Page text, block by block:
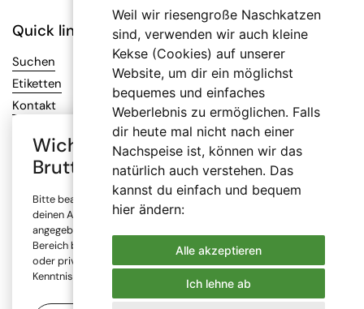
Weil wir riesengroße Naschkatzen
sind, verwenden wir auch kleine
Kekse (Cookies) auf unserer
Website, um dir ein möglichst
bequemes und einfaches
Weberlebnis zu ermöglichen. Falls
dir heute mal nicht nach einer
Nachspeise ist, können wir das
natürlich auch verstehen. Das
kannst du einfach und bequem
hier ändern:
Alle akzeptieren
Ich lehne ab
Quick links
Suchen
Etiketten
Kontakt
Infos
Datenschutz
Impressum
Versand
Widerrufsrecht
Wichtiger Hinweis: Auswahl
Brutto- oder Netto-Preise
Bitte beachte, dass alle Preise in unserem Online-Shop je nach
deinen Angaben mit oder ohne Mehrwertsteuer (MwSt.)
angegeben sind. Die Mehrwertsteuer wird erst im Checkout-
Bereich berechnet. Bitte wähle, ob du den Shop gewerblich
oder privat nutzt und bestätige, dass du diese Information zur
Kenntnis genommen hast.